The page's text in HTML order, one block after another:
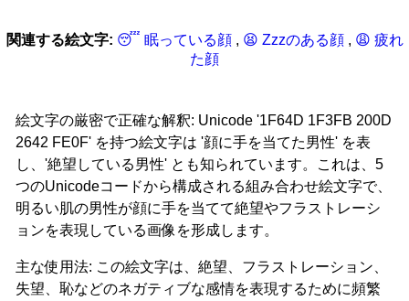
関連する絵文字: 😴 眠っている顔 , 😫 Zzzのある顔 , 😩 疲れ
た顔
絵文字の厳密で正確な解釈: Unicode '1F64D 1F3FB 200D
2642 FE0F' を持つ絵文字は '顔に手を当てた男性' を表
し、'絶望している男性' とも知られています。これは、5
つのUnicodeコードから構成される組み合わせ絵文字で、
明るい肌の男性が顔に手を当てて絶望やフラストレーシ
ョンを表現している画像を形成します。
主な使用法: この絵文字は、絶望、フラストレーション、
失望、恥などのネガティブな感情を表現するために頻繁